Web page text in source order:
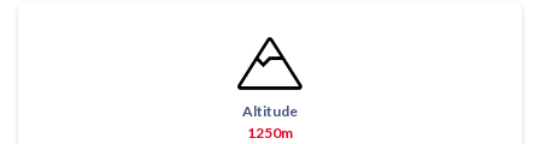
Altitude
1250m